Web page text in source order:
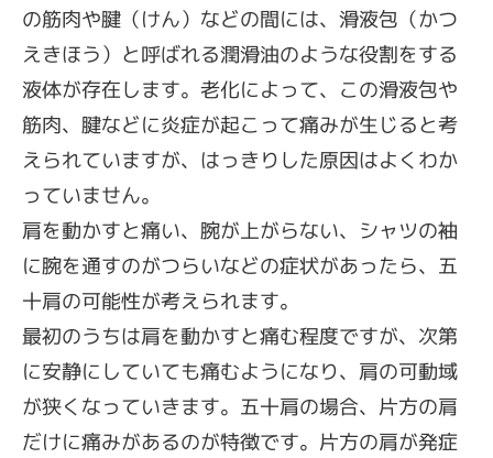
の筋肉や腱（けん）などの間には、滑液包（かつ
えきほう）と呼ばれる潤滑油のような役割をする
液体が存在します。老化によって、この滑液包や
筋肉、腱などに炎症が起こって痛みが生じると考
えられていますが、はっきりした原因はよくわか
っていません。
肩を動かすと痛い、腕が上がらない、シャツの袖
に腕を通すのがつらいなどの症状があったら、五
十肩の可能性が考えられます。
最初のうちは肩を動かすと痛む程度ですが、次第
に安静にしていても痛むようになり、肩の可動域
が狭くなっていきます。五十肩の場合、片方の肩
だけに痛みがあるのが特徴です。片方の肩が発症